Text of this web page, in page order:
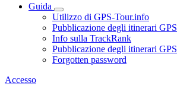
Guida
Utilizzo di GPS-Tour.info
Pubblicazione degli itinerari GPS
Info sulla TrackRank
Pubblicazione degli itinerari GPS
Forgotten password
Accesso